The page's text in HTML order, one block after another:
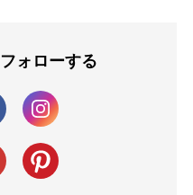
フォローする